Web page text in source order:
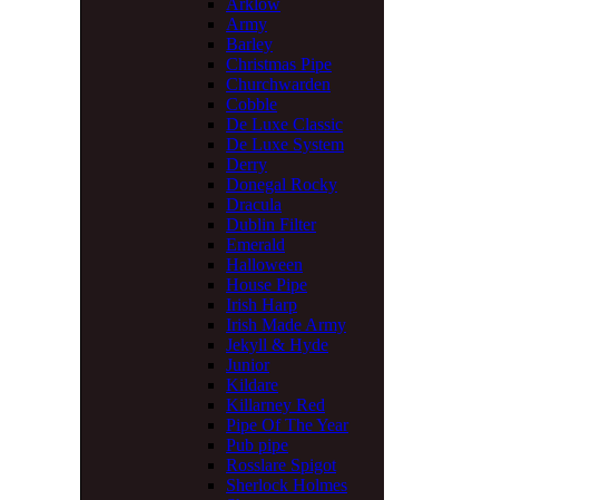
Arklow
Army
Barley
Christmas Pipe
Churchwarden
Cobble
De Luxe Classic
De Luxe System
Derry
Donegal Rocky
Dracula
Dublin Filter
Emerald
Halloween
House Pipe
Irish Harp
Irish Made Army
Jekyll & Hyde
Junior
Kildare
Killarney Red
Pipe Of The Year
Pub pipe
Rosslare Spigot
Sherlock Holmes